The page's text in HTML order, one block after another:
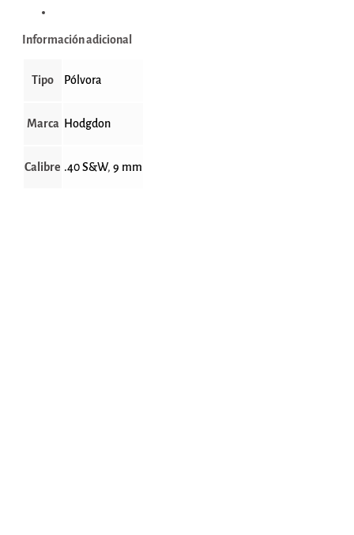
Información adicional
Tipo Pólvora
Marca Hodgdon
Calibre .40 S&W, 9 mm